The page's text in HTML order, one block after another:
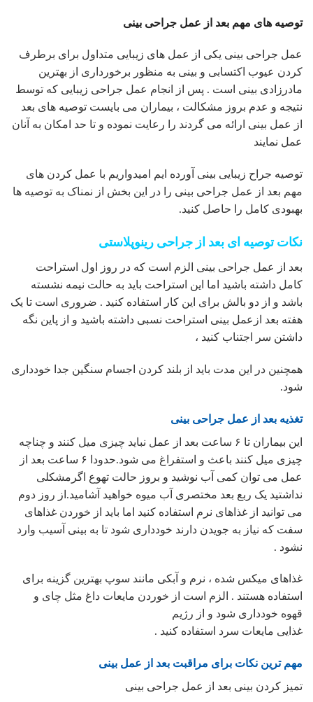
توصیه های مهم بعد از عمل جراحی بینی
عمل جراحی بینی یکی از عمل های زیبایی متداول برای برطرف
کردن عیوب اکتسابی و بینی به منظور برخورداری از بهترین
مادرزادی بینی است . پس از انجام عمل جراحی زیبایی که توسط
نتیجه و عدم بروز مشکالت ، بیماران می بایست توصیه های بعد
از عمل بینی ارائه می گردند را رعایت نموده و تا حد امکان به آنان
عمل نمایند
توصیه جراح زیبایی بینی آورده ایم امیدواریم با عمل کردن های
مهم بعد از عمل جراحی بینی را در این بخش از نمناک به توصیه ها
بهبودی کامل را حاصل کنید.
نکات توصیه ای بعد از جراحی رینوپلاستی
بعد از عمل جراحی بینی الزم است که در روز اول استراحت
کامل داشته باشید اما این استراحت باید به حالت نیمه نشسته
باشد و از دو بالش برای این کار استفاده کنید . ضروری است تا یک
هفته بعد ازعمل بینی استراحت نسبی داشته باشید و از پاین نگه
داشتن سر اجتناب کنید ،
همچنین در این مدت باید از بلند کردن اجسام سنگین جدا خودداری
شود.
تغذیه بعد از عمل جراحی بینی
این بیماران تا ۶ ساعت بعد از عمل نباید چیزی میل کنند و چناچه
چیزی میل کنند باعث و استفراغ می شود.حدودا ۶ ساعت بعد از
عمل می توان کمی آب نوشید و بروز حالت تهوع اگرمشکلی
نداشتید یک ربع بعد مختصری آب میوه خواهید آشامید.از روز دوم
می توانید از غذاهای نرم استفاده کنید اما باید از خوردن غذاهای
سفت که نیاز به جویدن دارند خودداری شود تا به بینی آسیب وارد
نشود .
غذاهای میکس شده ، نرم و آبکی مانند سوپ بهترین گزینه برای
استفاده هستند . الزم است از خوردن مایعات داغ مثل چای و
قهوه خودداری شود و از رژیم
غذایی مایعات سرد استفاده کنید .
مهم ترین نکات برای مراقبت بعد از عمل بینی
تمیز کردن بینی بعد از عمل جراحی بینی